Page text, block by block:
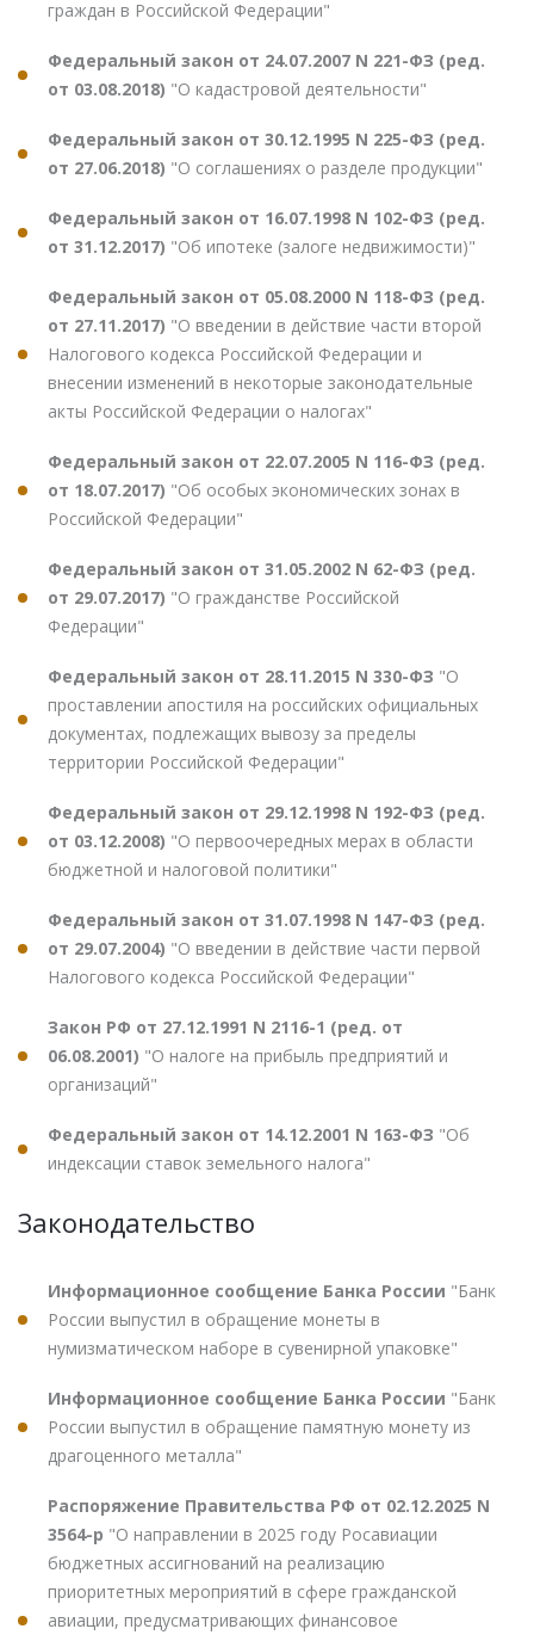
граждан в Российской Федерации"
Федеральный закон от 24.07.2007 N 221-ФЗ (ред.
от 03.08.2018) "О кадастровой деятельности"
Федеральный закон от 30.12.1995 N 225-ФЗ (ред.
от 27.06.2018) "О соглашениях о разделе продукции"
Федеральный закон от 16.07.1998 N 102-ФЗ (ред.
от 31.12.2017) "Об ипотеке (залоге недвижимости)"
Федеральный закон от 05.08.2000 N 118-ФЗ (ред.
от 27.11.2017) "О введении в действие части второй
Налогового кодекса Российской Федерации и
внесении изменений в некоторые законодательные
акты Российской Федерации о налогах"
Федеральный закон от 22.07.2005 N 116-ФЗ (ред.
от 18.07.2017) "Об особых экономических зонах в
Российской Федерации"
Федеральный закон от 31.05.2002 N 62-ФЗ (ред.
от 29.07.2017) "О гражданстве Российской
Федерации"
Федеральный закон от 28.11.2015 N 330-ФЗ "О
проставлении апостиля на российских официальных
документах, подлежащих вывозу за пределы
территории Российской Федерации"
Федеральный закон от 29.12.1998 N 192-ФЗ (ред.
от 03.12.2008) "О первоочередных мерах в области
бюджетной и налоговой политики"
Федеральный закон от 31.07.1998 N 147-ФЗ (ред.
от 29.07.2004) "О введении в действие части первой
Налогового кодекса Российской Федерации"
Закон РФ от 27.12.1991 N 2116-1 (ред. от
06.08.2001) "О налоге на прибыль предприятий и
организаций"
Федеральный закон от 14.12.2001 N 163-ФЗ "Об
индексации ставок земельного налога"
Законодательство
Информационное сообщение Банка России "Банк
России выпустил в обращение монеты в
нумизматическом наборе в сувенирной упаковке"
Информационное сообщение Банка России "Банк
России выпустил в обращение памятную монету из
драгоценного металла"
Распоряжение Правительства РФ от 02.12.2025 N
3564-р "О направлении в 2025 году Росавиации
бюджетных ассигнований на реализацию
приоритетных мероприятий в сфере гражданской
авиации, предусматривающих финансовое